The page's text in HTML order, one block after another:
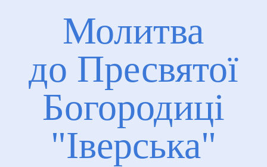
Молитва
до Пресвятої
Богородиці
"Іверська"